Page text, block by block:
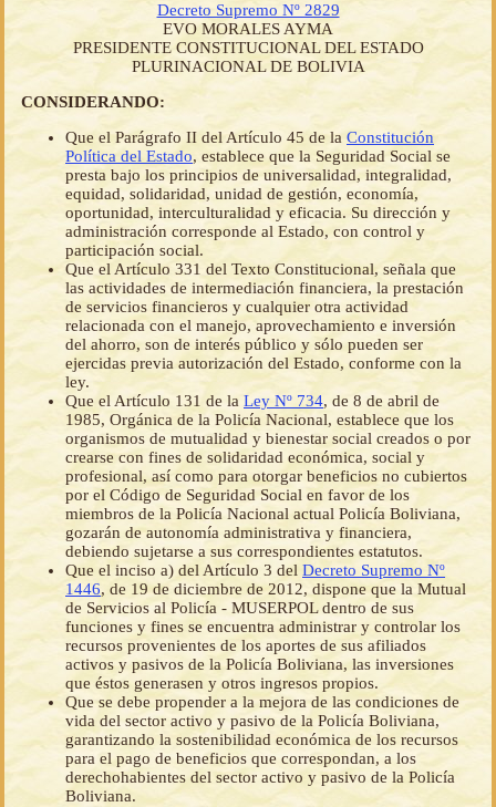
Decreto Supremo Nº 2829
EVO MORALES AYMA
PRESIDENTE CONSTITUCIONAL DEL ESTADO
PLURINACIONAL DE BOLIVIA
CONSIDERANDO:
Que el Parágrafo II del Artículo 45 de la Constitución
Política del Estado, establece que la Seguridad Social se
presta bajo los principios de universalidad, integralidad,
equidad, solidaridad, unidad de gestión, economía,
oportunidad, interculturalidad y eficacia. Su dirección y
administración corresponde al Estado, con control y
participación social.
Que el Artículo 331 del Texto Constitucional, señala que
las actividades de intermediación financiera, la prestación
de servicios financieros y cualquier otra actividad
relacionada con el manejo, aprovechamiento e inversión
del ahorro, son de interés público y sólo pueden ser
ejercidas previa autorización del Estado, conforme con la
ley.
Que el Artículo 131 de la Ley Nº 734, de 8 de abril de
1985, Orgánica de la Policía Nacional, establece que los
organismos de mutualidad y bienestar social creados o por
crearse con fines de solidaridad económica, social y
profesional, así como para otorgar beneficios no cubiertos
por el Código de Seguridad Social en favor de los
miembros de la Policía Nacional actual Policía Boliviana,
gozarán de autonomía administrativa y financiera,
debiendo sujetarse a sus correspondientes estatutos.
Que el inciso a) del Artículo 3 del Decreto Supremo Nº
1446, de 19 de diciembre de 2012, dispone que la Mutual
de Servicios al Policía - MUSERPOL dentro de sus
funciones y fines se encuentra administrar y controlar los
recursos provenientes de los aportes de sus afiliados
activos y pasivos de la Policía Boliviana, las inversiones
que éstos generasen y otros ingresos propios.
Que se debe propender a la mejora de las condiciones de
vida del sector activo y pasivo de la Policía Boliviana,
garantizando la sostenibilidad económica de los recursos
para el pago de beneficios que correspondan, a los
derechohabientes del sector activo y pasivo de la Policía
Boliviana.